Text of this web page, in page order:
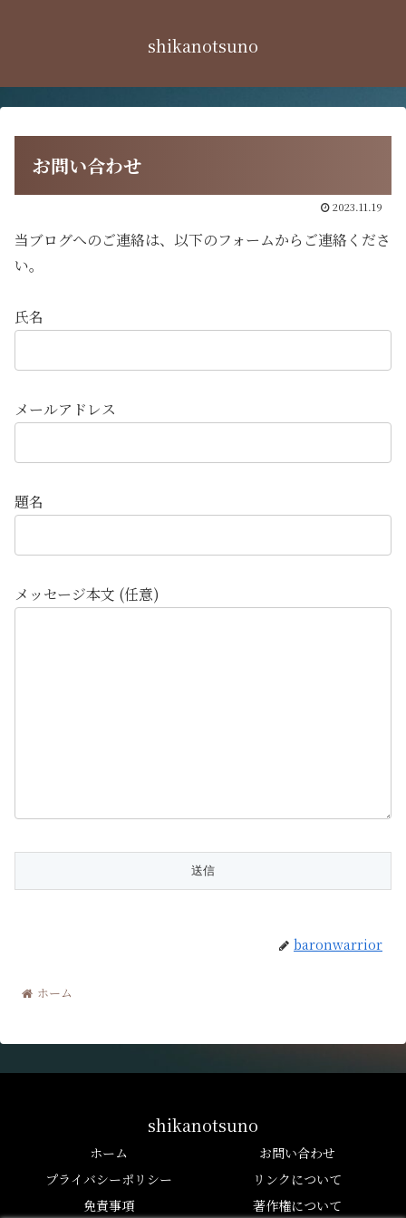
shikanotsuno
お問い合わせ
2023.11.19
当ブログへのご連絡は、以下のフォームからご連絡くださ
い。
氏名
メールアドレス
題名
メッセージ本文 (任意)
baronwarrior
ホーム
shikanotsuno
ホーム
お問い合わせ
プライバシーポリシー
リンクについて
免責事項
著作権について